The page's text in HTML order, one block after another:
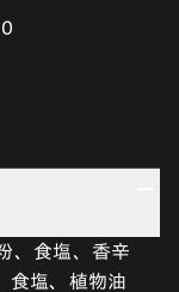
、食塩、香辛
食塩、植物油